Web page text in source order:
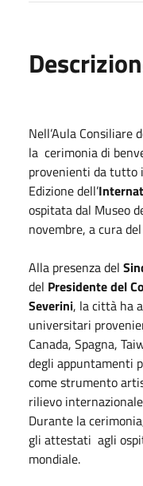
Nell’Aula Consiliare
la cerimonia di
provenienti da tutto
Edizione dell’
ospitata dal Museo
novembre, a cura del
Alla presenza del
del Presidente del
Severini, la città ha
universitari
Canada, Spagna,
degli appuntamenti
come strumento
rilievo
Durante la
gli attestati agli
mondiale.